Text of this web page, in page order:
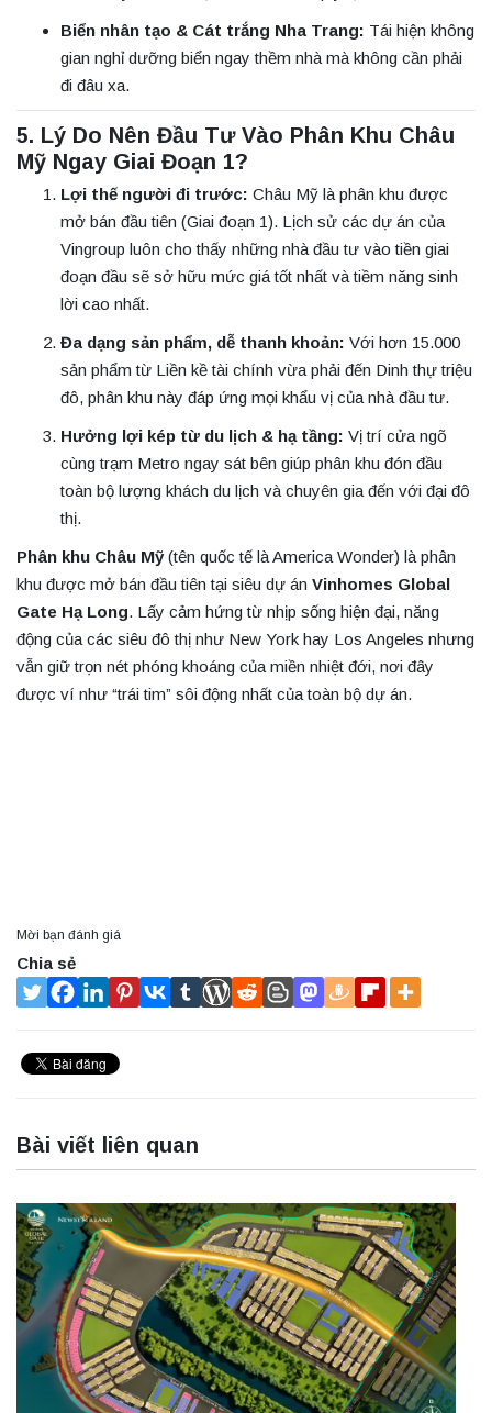
Biển nhân tạo & Cát trắng Nha Trang: Tái hiện không
gian nghỉ dưỡng biển ngay thềm nhà mà không cần phải
đi đâu xa.
5. Lý Do Nên Đầu Tư Vào Phân Khu Châu
Mỹ Ngay Giai Đoạn 1?
Lợi thế người đi trước: Châu Mỹ là phân khu được
mở bán đầu tiên (Giai đoạn 1). Lịch sử các dự án của
Vingroup luôn cho thấy những nhà đầu tư vào tiền giai
đoạn đầu sẽ sở hữu mức giá tốt nhất và tiềm năng sinh
lời cao nhất.
Đa dạng sản phẩm, dễ thanh khoản: Với hơn 15.000
sản phẩm từ Liền kề tài chính vừa phải đến Dinh thự triệu
đô, phân khu này đáp ứng mọi khẩu vị của nhà đầu tư.
Hưởng lợi kép từ du lịch & hạ tầng: Vị trí cửa ngõ
cùng trạm Metro ngay sát bên giúp phân khu đón đầu
toàn bộ lượng khách du lịch và chuyên gia đến với đại đô
thị.
Phân khu Châu Mỹ (tên quốc tế là America Wonder) là phân
khu được mở bán đầu tiên tại siêu dự án Vinhomes Global
Gate Hạ Long. Lấy cảm hứng từ nhịp sống hiện đại, năng
động của các siêu đô thị như New York hay Los Angeles nhưng
vẫn giữ trọn nét phóng khoáng của miền nhiệt đới, nơi đây
được ví như “trái tim” sôi động nhất của toàn bộ dự án.
Mời bạn đánh giá
Chia sẻ
Bài viết liên quan